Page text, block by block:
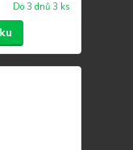
Do 3 dnů 3 ks